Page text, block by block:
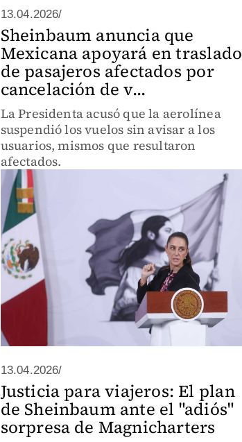
13.04.2026/
Sheinbaum anuncia que
Mexicana apoyará en traslado
de pasajeros afectados por
cancelación de v...
La Presidenta acusó que la aerolínea
suspendió los vuelos sin avisar a los
usuarios, mismos que resultaron
afectados.
13.04.2026/
Justicia para viajeros: El plan
de Sheinbaum ante el "adiós"
sorpresa de Magnicharters